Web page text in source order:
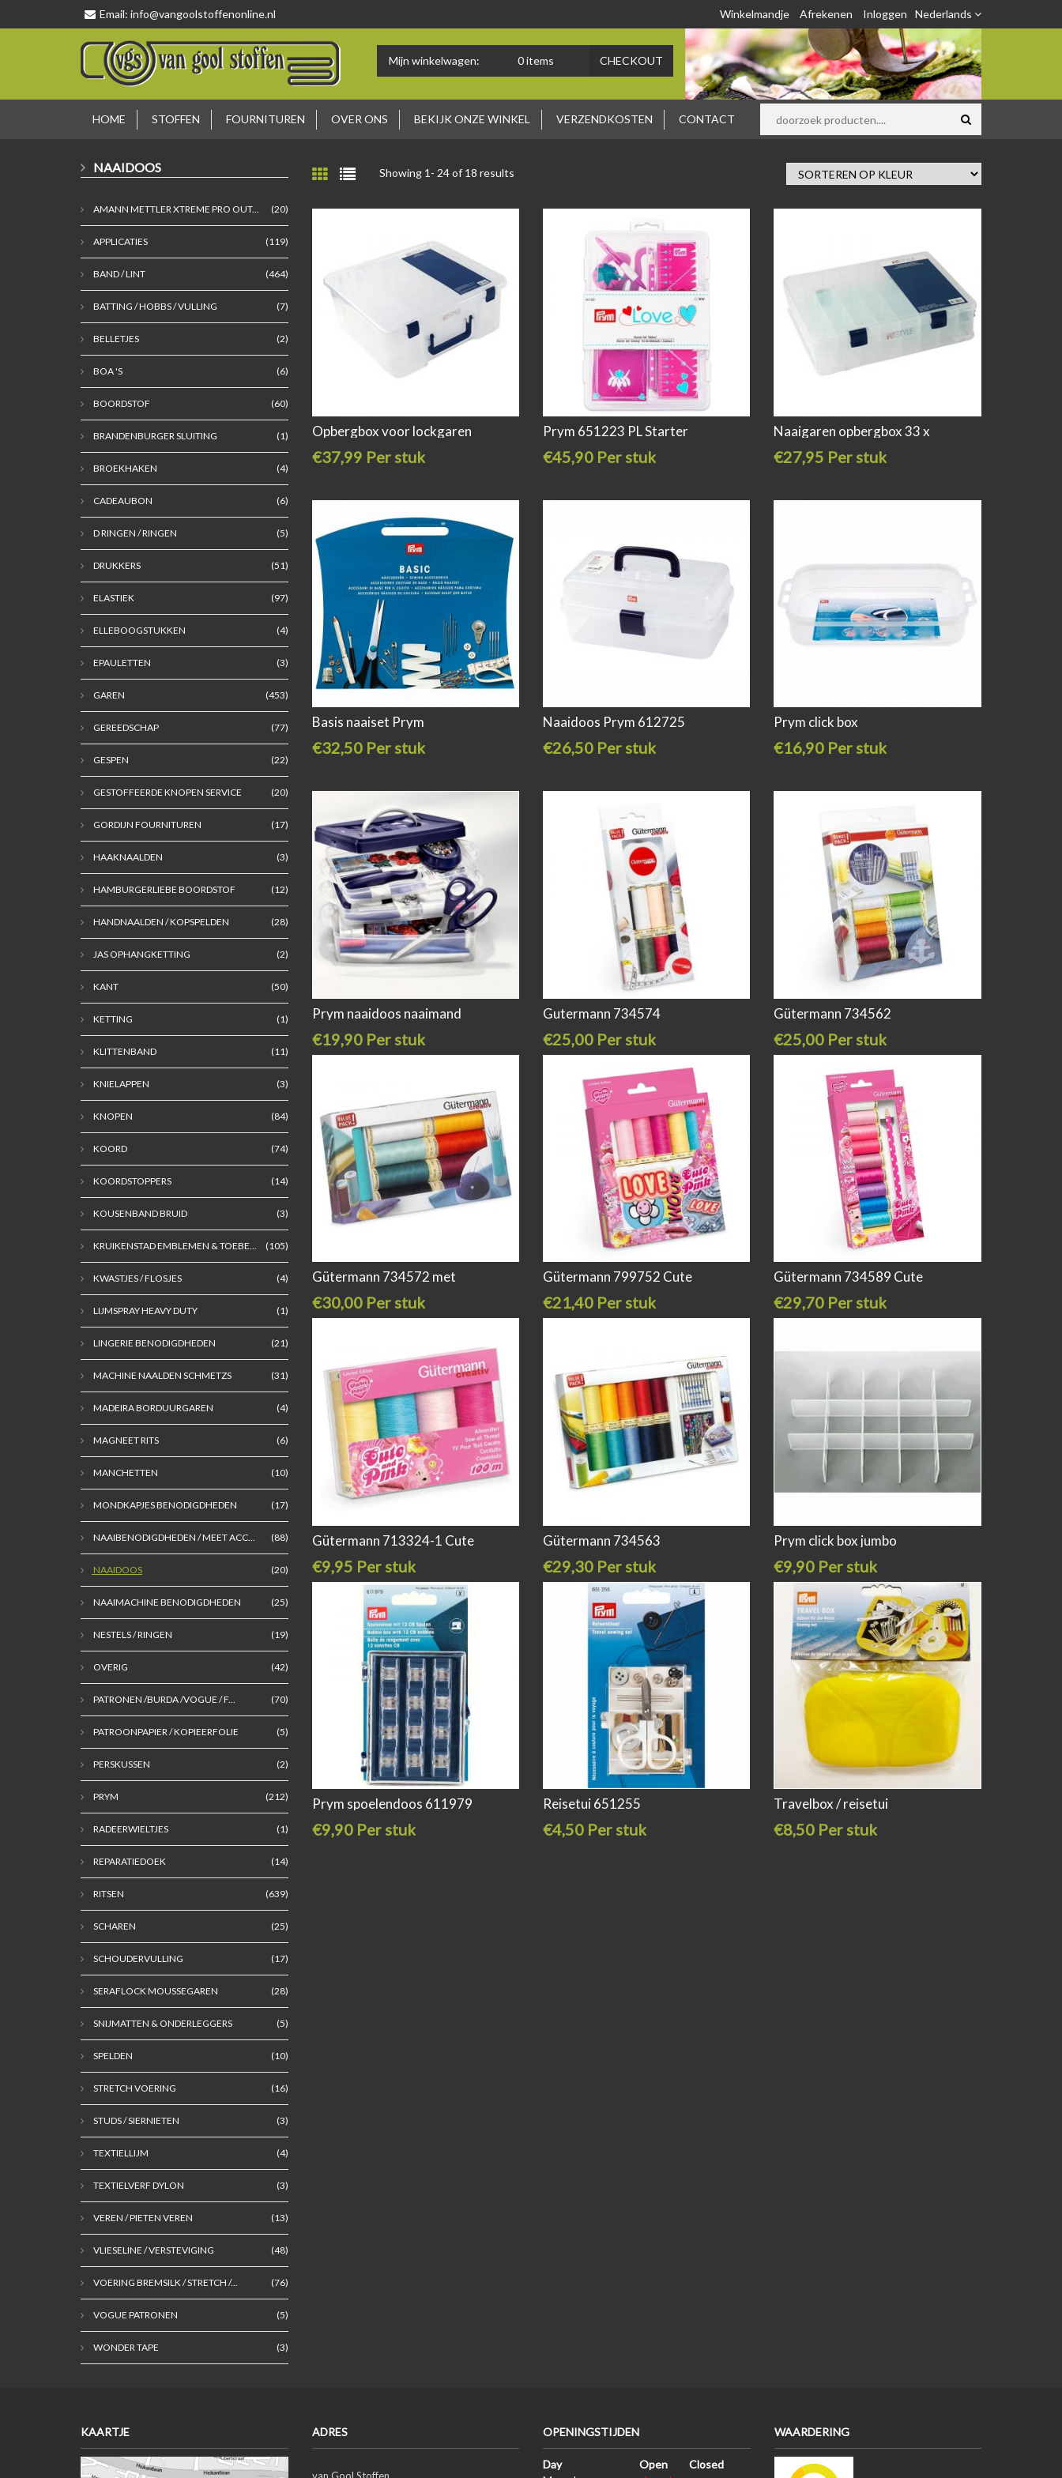
Email: info@vangoolstoffenonline.nl Nederlands
Winkelmandje Afrekenen Inloggen
Mijn winkelwagen: 0items CHECKOUT
HOME STOFFEN FOURNITUREN OVER ONS BEKIJK ONZE WINKEL VERZENDKOSTEN CONTACT
NAAIDOOS
AMANN METTLER XTREME PRO OUT... (20)
APPLICATIES (119)
BAND / LINT (464)
BATTING / HOBBS / VULLING (7)
BELLETJES (2)
BOA 'S (6)
BOORDSTOF (60)
BRANDENBURGER SLUITING (1)
BROEKHAKEN (4)
CADEAUBON (6)
D RINGEN / RINGEN (5)
DRUKKERS (51)
ELASTIEK (97)
ELLEBOOGSTUKKEN (4)
EPAULETTEN (3)
GAREN (453)
GEREEDSCHAP (77)
GESPEN (22)
GESTOFFEERDE KNOPEN SERVICE (20)
GORDIJN FOURNITUREN (17)
HAAKNAALDEN (3)
HAMBURGERLIEBE BOORDSTOF (12)
HANDNAALDEN / KOPSPELDEN (28)
JAS OPHANGKETTING (2)
KANT (50)
KETTING (1)
KLITTENBAND (11)
KNIELAPPEN (3)
KNOPEN (84)
KOORD (74)
KOORDSTOPPERS (14)
KOUSENBAND BRUID (3)
KRUIKENSTAD EMBLEMEN & TOEBE... (105)
KWASTJES / FLOSJES (4)
LIJMSPRAY HEAVY DUTY (1)
LINGERIE BENODIGDHEDEN (21)
MACHINE NAALDEN SCHMETZS (31)
MADEIRA BORDUURGAREN (4)
MAGNEET RITS (6)
MANCHETTEN (10)
MONDKAPJES BENODIGDHEDEN (17)
NAAIBENODIGDHEDEN / MEET ACC... (88)
NAAIDOOS (20)
NAAIMACHINE BENODIGDHEDEN (25)
NESTELS / RINGEN (19)
OVERIG (42)
PATRONEN /BURDA /VOGUE / F... (70)
PATROONPAPIER / KOPIEERFOLIE (5)
PERSKUSSEN (2)
PRYM (212)
RADEERWIELTJES (1)
REPARATIEDOEK (14)
RITSEN (639)
SCHAREN (25)
SCHOUDERVULLING (17)
SERAFLOCK MOUSSEGAREN (28)
SNIJMATTEN & ONDERLEGGERS (5)
SPELDEN (10)
STRETCH VOERING (16)
STUDS / SIERNIETEN (3)
TEXTIELLIJM (4)
TEXTIELVERF DYLON (3)
VEREN / PIETEN VEREN (13)
VLIESELINE / VERSTEVIGING (48)
VOERING BREMSILK / STRETCH /... (76)
VOGUE PATRONEN (5)
WONDER TAPE (3)
Showing 1- 24of 18 results
Opbergbox voor lockgaren
€37,99 Per stuk
Prym 651223 PL Starter
€45,90 Per stuk
Naaigaren opbergbox 33 x
€27,95 Per stuk
Basis naaiset Prym
€32,50 Per stuk
Naaidoos Prym 612725
€26,50 Per stuk
Prym click box
€16,90 Per stuk
Prym naaidoos naaimand
€19,90 Per stuk
Gutermann 734574
€25,00 Per stuk
Gütermann 734562
€25,00 Per stuk
Gütermann 734572 met
€30,00 Per stuk
Gütermann 799752 Cute
€21,40 Per stuk
Gütermann 734589 Cute
€29,70 Per stuk
Gütermann 713324-1 Cute
€9,95 Per stuk
Gütermann 734563
€29,30 Per stuk
Prym click box jumbo
€9,90 Per stuk
Prym spoelendoos 611979
€9,90 Per stuk
Reisetui 651255
€4,50 Per stuk
Travelbox / reisetui
€8,50 Per stuk
KAARTJE ADRES OPENINGSTIJDEN
Day Open
Closed
WAARDERING